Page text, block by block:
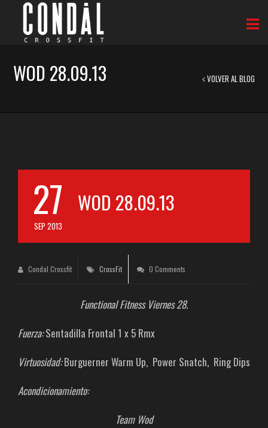
WOD 28.09.13 VOLVER AL BLOG
27
SEP 2013
WOD 28.09.13
Condal Crossfit CrossFit 0 Comments
Functional Fitness Viernes 28.
Fuerza:Sentadilla Frontal 1 x 5 Rmx
Virtuosidad:Burguerner Warm Up, Power Snatch, Ring Dips
Acondicionamiento:
Team Wod